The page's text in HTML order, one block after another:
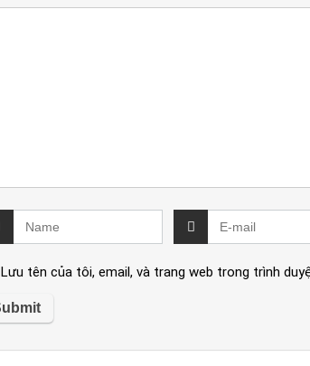
Lưu tên của tôi, email, và trang web trong trình